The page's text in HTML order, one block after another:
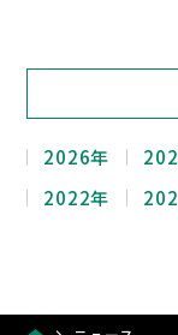
2026年
2022年